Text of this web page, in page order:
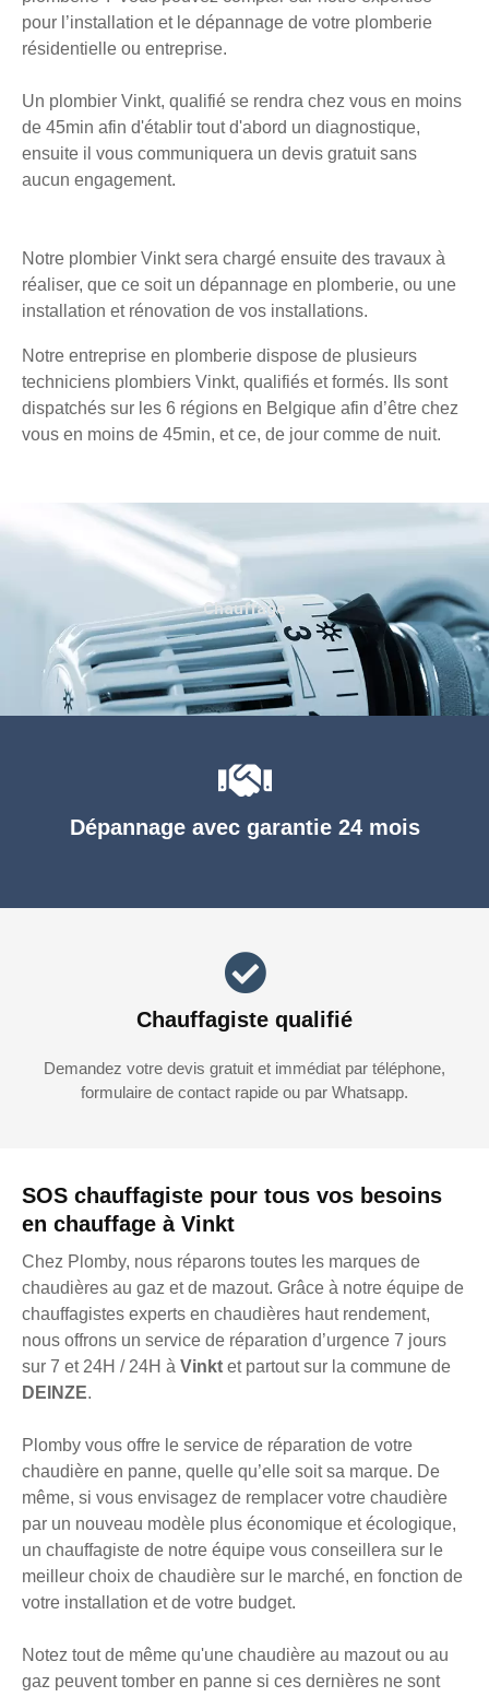
pour l’installation et le dépannage de votre plomberie
résidentielle ou entreprise.
Un plombier Vinkt, qualifié se rendra chez vous en moins
de 45min afin d'établir tout d'abord un diagnostique,
ensuite il vous communiquera un devis gratuit sans
aucun engagement.
Notre plombier Vinkt sera chargé ensuite des travaux à
réaliser, que ce soit un dépannage en plomberie, ou une
installation et rénovation de vos installations.
Notre entreprise en plomberie dispose de plusieurs
techniciens plombiers Vinkt, qualifiés et formés. Ils sont
dispatchés sur les 6 régions en Belgique afin d’être chez
vous en moins de 45min, et ce, de jour comme de nuit.
SOS chauffagiste pour tous vos besoins
en chauffage à Vinkt
Chez Plomby, nous réparons toutes les marques de
chaudières au gaz et de mazout. Grâce à notre équipe de
chauffagistes experts en chaudières haut rendement,
nous offrons un service de réparation d’urgence 7 jours
sur 7 et 24H / 24H à Vinkt et partout sur la commune de
DEINZE.
Plomby vous offre le service de réparation de votre
chaudière en panne, quelle qu’elle soit sa marque. De
même, si vous envisagez de remplacer votre chaudière
par un nouveau modèle plus économique et écologique,
un chauffagiste de notre équipe vous conseillera sur le
meilleur choix de chaudière sur le marché, en fonction de
votre installation et de votre budget.
Notez tout de même qu'une chaudière au mazout ou au
gaz peuvent tomber en panne si ces dernières ne sont
Dépannage avec garantie 24 mois
Chauffagiste qualifié
Demandez votre devis gratuit et immédiat par téléphone,
formulaire de contact rapide ou par Whatsapp.
Chauffage